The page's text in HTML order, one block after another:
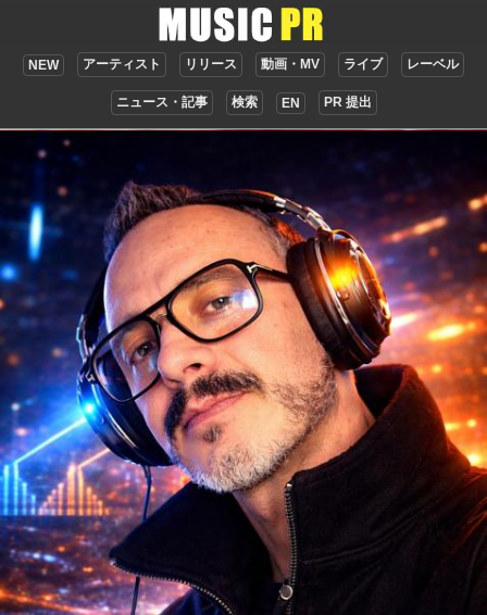
NEW アーティスト リリース 動画・MV ライブ レーベル
ニュース・記事 検索 EN PR 提出